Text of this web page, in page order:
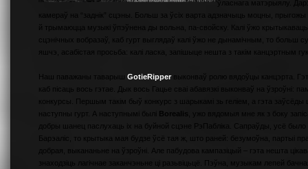
ўласнага матэрыялу.
камераў на “заднік” сцэны. Больш за ўсіх варта адзначыць моцны,
й трымаюцца музыкі ўпэўнена ды вольна, па-свойску. Калі ўжо
сцэнічных вобразаў, каб гурт выглядаў калі ўжо не дынамічным, то
яшчэ, асабістая просьба: калі ласка, запішыце нешта з такім канцэртным
Наш паважаны таварыш GotieRipper выконваў ролю вядоўцы канцэрта.
каб пісаць вось гэтае. Дык вось Гацье сваі абавязкі выконваў на ўзроўні:
конкурсы. Першым такім быў конкурс з шарыкамі зь геліем, а гэта заўсёды
наступны гурт. А наступнымі былі Borealis
добры шанец паслухаць іх на буйной сцэне РэПабліка. Сапраўды, усё было
Барэаліс, то крытыка мая будзе ўсё тая ж, што раней: безумоўна, партыі
добрая, выкананьне на ўзроўні. Але пабудова кампазіцый – гэта нешта
знаходзіць лагічнае заканчэньне ці разьвіцьцё. Пэўна, музыкам лепей